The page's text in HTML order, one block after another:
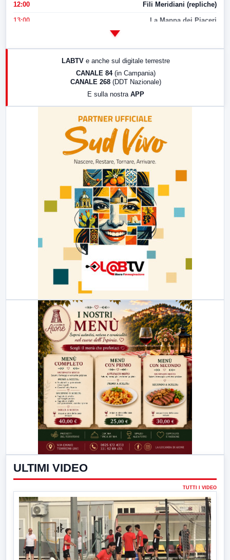
12:00 Fili Meridiani (repliche)
13:00 La Mappa dei Piaceri
LABTV e anche sul digitale terrestre
CANALE 84 (in Campania)
CANALE 268 (DDT Nazionale)
E sulla nostra APP
ULTIMI VIDEO
TUTTI I VIDEO